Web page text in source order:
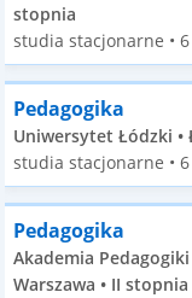
stopnia
studia stacjonarne •
Pedagogika
Uniwersytet Łódzki •
studia stacjonarne •
Pedagogika
Akademia
Warszawa • II stopnia